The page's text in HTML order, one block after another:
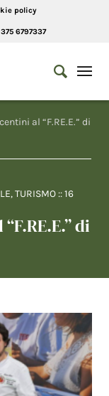
policy
6797337
al “F.RE.E.” di
,TURISMO ::16
di